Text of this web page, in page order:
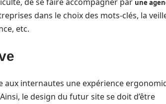
une
dans le choix des mots-clés, la
etc.
internautes une expérience
le design du futur site se doit d’être